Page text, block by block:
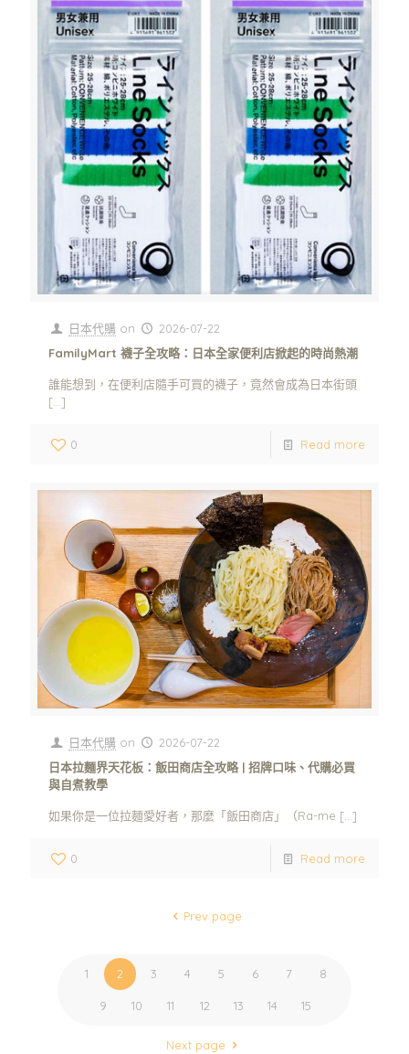
日本代購 on
2026-07-22
FamilyMart 襪子全攻略：日本全家便利店掀起的時尚熱潮
誰能想到，在便利店隨手可買的襪子，竟然會成為日本街頭
[…]
0 Read more
日本代購 on
2026-07-22
日本拉麵界天花板：飯田商店全攻略 | 招牌口味、代購必買
與自煮教學
如果你是一位拉麵愛好者，那麼「飯田商店」（Ra-me […]
0 Read more
Prev page
1 2 3 4 5 6 7 8
9 10 11 12 13 14 15
Next page